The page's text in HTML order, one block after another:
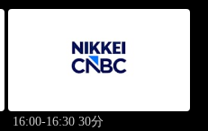
16:00-16:30 30分